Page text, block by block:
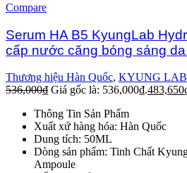
Compare
Serum HA B5 KyungLab
cấp nước căng bóng sáng
Thương hiệu Hàn Quốc, KYUNG LAB
536,000₫ Giá gốc là: 536,000₫.483,650
Thông Tin Sản Phẩm
Xuất xứ hàng hóa: Hàn Quốc
Dung tích: 50ML
Dòng sản phẩm: Tinh Chất
Ampoule